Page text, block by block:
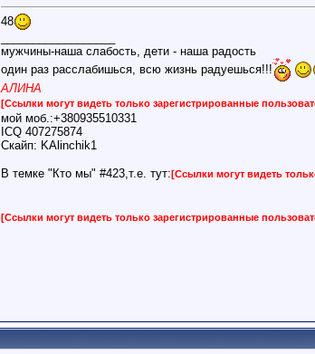
48
мужчины-наша слабость, дети - наша радость
один раз расслабишься, всю жизнь радуешься!!!
АЛИНА
[Ссылки могут видеть только зарегистрированные
мой моб.:+380935510331
ICQ 407275874
Скайп: KAlinchik1
В темке "Кто мы" #423,т.е. тут: [Ссылки могут видеть
[Ссылки могут видеть только зарегистрированные